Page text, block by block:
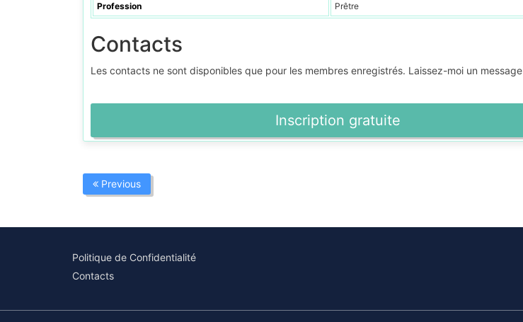
Profession Prêtre
Contacts
Les contacts ne sont disponibles que pour les membres enregistrés. Laissez-moi un message
Inscription gratuite
Previous
Politique de Confidentialité
Contacts